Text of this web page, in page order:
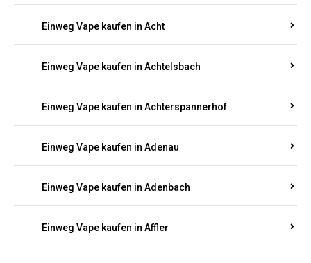
Einweg Vape kaufen in Acht
Einweg Vape kaufen in Achtelsbach
Einweg Vape kaufen in Achterspannerhof
Einweg Vape kaufen in Adenau
Einweg Vape kaufen in Adenbach
Einweg Vape kaufen in Affler